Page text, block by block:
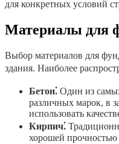
для конкретных условий
Материалы для
Выбор материалов для
здания. Наиболее
Бетон⁚ Один из
различных марок, в
использовать
Кирпич⁚
хорошей прочностью